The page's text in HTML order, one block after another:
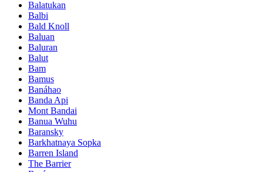
Balatukan
Balbi
Bald Knoll
Baluan
Baluran
Balut
Bam
Bamus
Banáhao
Banda Api
Mont Bandai
Banua Wuhu
Baransky
Barkhatnaya Sopka
Barren Island
The Barrier